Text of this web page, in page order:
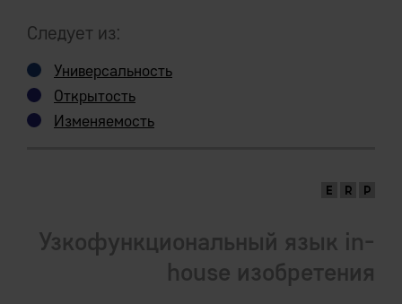
Следует из:
Универсальность
Открытость
Изменяемость
Узкофункциональный язык in-
house изобретения